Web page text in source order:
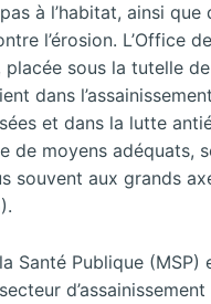
à l’habitat, ainsi que
l’érosion. L’Office
placée sous la tutelle
dans
et dans la lutte
de moyens adéquats,
souvent aux grands
Santé Publique (MSP)